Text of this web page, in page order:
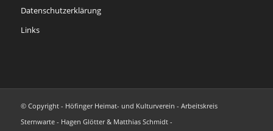
Datenschutzerklärung
Links
© Copyright - Höfinger Heimat- und Kulturverein - Arbeitskreis
Sternwarte - Hagen Glötter & Matthias Schmidt -